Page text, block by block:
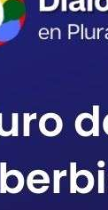
Líderes
Ya